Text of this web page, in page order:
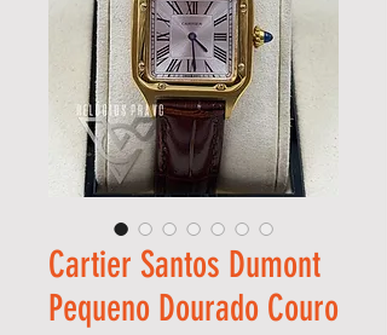
Cartier Santos Dumont
Pequeno Dourado Couro